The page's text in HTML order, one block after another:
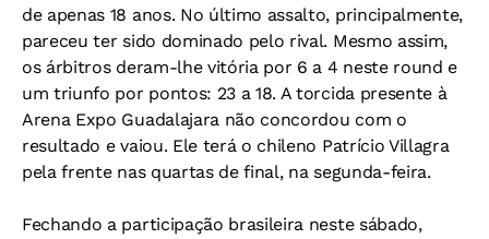
de apenas 18 anos. No último assalto, principalmente,
pareceu ter sido dominado pelo rival. Mesmo assim,
os árbitros deram-lhe vitória por 6 a 4 neste round e
um triunfo por pontos: 23 a 18. A torcida presente à
Arena Expo Guadalajara não concordou com o
resultado e vaiou. Ele terá o chileno Patrício Villagra
pela frente nas quartas de final, na segunda-feira.
Fechando a participação brasileira neste sábado,